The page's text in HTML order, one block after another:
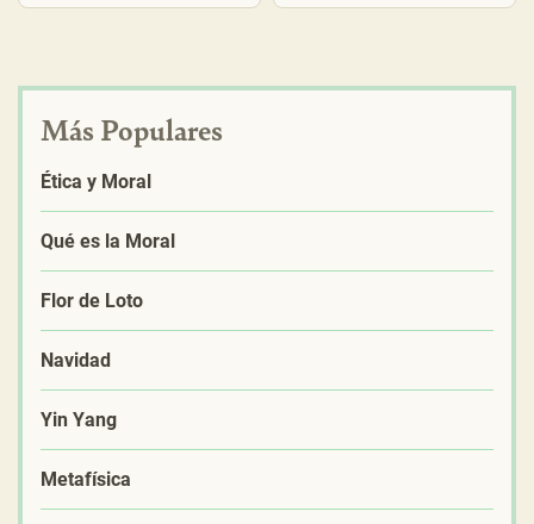
Más Populares
Ética y Moral
Qué es la Moral
Flor de Loto
Navidad
Yin Yang
Metafísica